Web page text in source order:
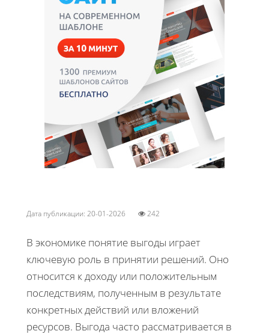
Дата публикации: 20-01-2026 242
В экономике понятие выгоды играет
ключевую роль в принятии решений. Оно
относится к доходу или положительным
последствиям, полученным в результате
конкретных действий или вложений
ресурсов. Выгода часто рассматривается в